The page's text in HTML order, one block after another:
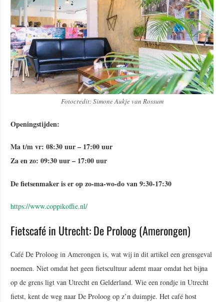
Fotocredit: Simone Aukje van Rossum
Openingstijden:
Ma t/m vr: 08:30 uur – 17:00 uur
Za en zo: 09:30 uur – 17:00 uur
De fietsenmaker is er op zo-ma-wo-do van 9:30-17:30
https://www.coppikoffie.nl/
Fietscafé in Utrecht: De Proloog (Amerongen)
Café De Proloog in Amerongen is, wat wij in dit artikel een grensgeval
noemen. Niet omdat het geen fietscultuur ademt maar omdat het bijna
op de grens ligt van Utrecht en Gelderland. Wie een rondje in Utrecht
fietst, kent de weg naar De Proloog op z’n duimpje. Het café host